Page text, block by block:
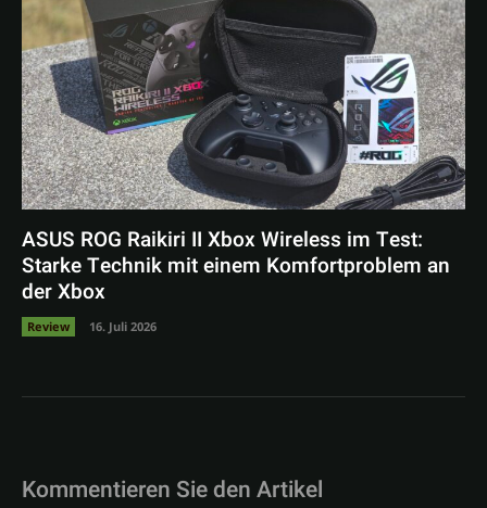
ASUS ROG Raikiri II Xbox Wireless im Test:
Starke Technik mit einem Komfortproblem an
der Xbox
Review 16. Juli 2026
Kommentieren Sie den Artikel